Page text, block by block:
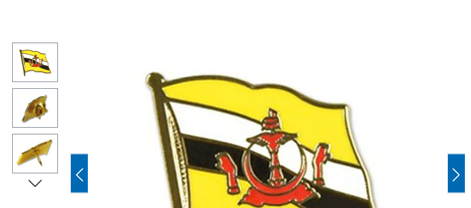
Bildergalerie überspringen